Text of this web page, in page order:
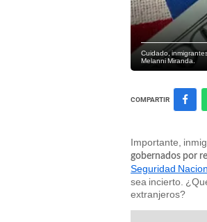
Cuidado,
Melanni Miranda.
COMPARTIR
Importante,
gobernados por
Seguridad
sea incierto.
extranjeros?